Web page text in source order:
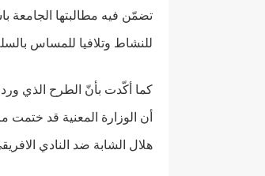
تضمّن فيه مطالبتها
للنشاط وتلافيا للمساس
كما أكّدت بأنّ الطرح الذي ورد
أن الوزارة المعنية قد
هلال الشابة ضد النادي